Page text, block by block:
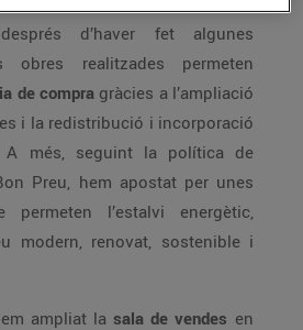
d’haver fet algunes
obres realitzades permeten
de compra gràcies a l’ampliació
i la redistribució i incorporació
A més, seguint la política de
Preu, hem apostat per unes
permeten l’estalvi energètic,
modern, renovat, sostenible i
ampliat la sala de vendes en